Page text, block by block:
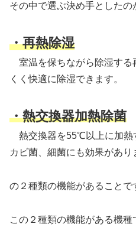
その中で選ぶ決め手としたの
・再熱除湿
室温を保ちながら除湿する
くく快適に除湿できます。
・熱交換器加熱除菌
熱交換器を55℃以上に加熱
カビ菌、細菌にも効果があり
の２種類の機能があることで
この２種類の機能がある機種